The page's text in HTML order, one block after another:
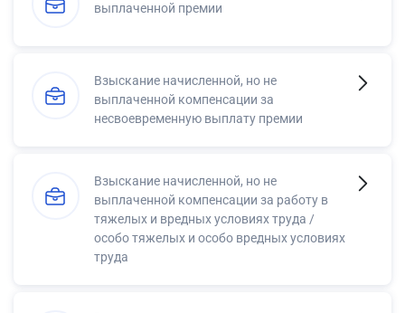
выплаченной премии
Взыскание начисленной, но не
выплаченной компенсации за
несвоевременную выплату премии
Взыскание начисленной, но не
выплаченной компенсации за работу в
тяжелых и вредных условиях труда /
особо тяжелых и особо вредных условиях
труда